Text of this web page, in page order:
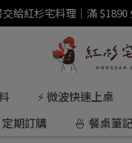
給紅杉宅料理｜滿
⚡ 微波快速上桌
期訂購
🍜 餐桌筆